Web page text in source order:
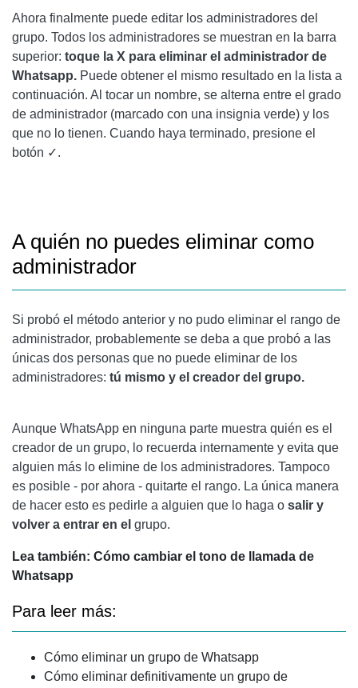
Ahora finalmente puede editar los administradores del
grupo. Todos los administradores se muestran en la barra
superior: toque la X para eliminar el administrador de
Whatsapp. Puede obtener el mismo resultado en la lista a
continuación. Al tocar un nombre, se alterna entre el grado
de administrador (marcado con una insignia verde) y los
que no lo tienen. Cuando haya terminado, presione el
botón ✓.
A quién no puedes eliminar como
administrador
Si probó el método anterior y no pudo eliminar el rango de
administrador, probablemente se deba a que probó a las
únicas dos personas que no puede eliminar de los
administradores: tú mismo y el creador del grupo.
Aunque WhatsApp en ninguna parte muestra quién es el
creador de un grupo, lo recuerda internamente y evita que
alguien más lo elimine de los administradores. Tampoco
es posible - por ahora - quitarte el rango. La única manera
de hacer esto es pedirle a alguien que lo haga o salir y
volver a entrar en el grupo.
Lea también: Cómo cambiar el tono de llamada de
Whatsapp
Para leer más:
Cómo eliminar un grupo de Whatsapp
Cómo eliminar definitivamente un grupo de